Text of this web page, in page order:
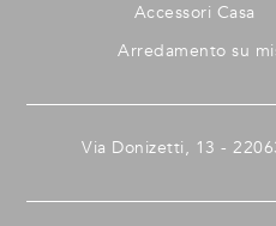
Accessori Casa
Arredamento su
Via Donizetti, 13 -